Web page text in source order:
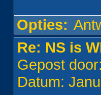
Opties:
Re: NS is
Gepost door:
Datum: